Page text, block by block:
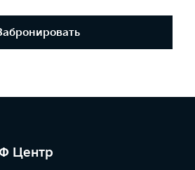
Центр